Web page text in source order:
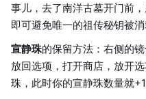
事儿，去了南洋古墓开门前
即可避免唯一的祖传秘钥被消
宣静珠的保留方法：右侧的
放回选项，打开商店，放开
珠，此时你的宣静珠数量就